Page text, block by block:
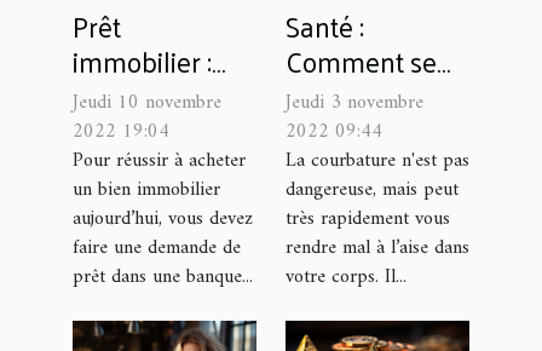
Prêt
immobilier :
quelques
conseils pour
maximiser vos
chances de
l’obtenir
Jeudi 10 novembre
2022 19:04
Pour réussir à acheter
un bien immobilier
aujourd’hui, vous devez
faire une demande de
prêt dans une banque...
Santé :
Comment se
débarrasser
des
courbatures
rapidement ?
Jeudi 3 novembre
2022 09:44
La courbature n'est pas
dangereuse, mais peut
très rapidement vous
rendre mal à l’aise dans
votre corps. Il...